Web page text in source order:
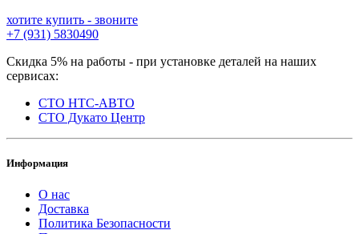
хотите купить - звоните
+7 (931) 5830490
Скидка 5% на работы - при установке деталей на наших
сервисах:
СТО НТС-АВТО
СТО Дукато Центр
Информация
О нас
Доставка
Политика Безопасности